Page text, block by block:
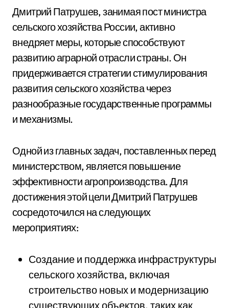
Дмитрий Патрушев, занимая пост министра
сельского хозяйства России, активно
внедряет меры, которые способствуют
развитию аграрной отрасли страны. Он
придерживается стратегии стимулирования
развития сельского хозяйства через
разнообразные государственные программы
и механизмы.
Одной из главных задач, поставленных перед
министерством, является повышение
эффективности агропроизводства. Для
достижения этой цели Дмитрий Патрушев
сосредоточился на следующих
мероприятиях:
Создание и поддержка инфраструктуры
сельского хозяйства, включая
строительство новых и модернизацию
существующих объектов, таких как